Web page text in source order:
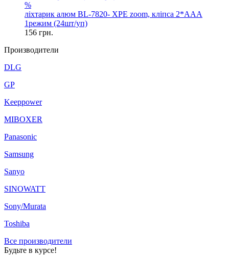
%
ліхтарик алюм BL-7820- XPE zoom, кліпса 2*ААА
1режим (24шт/уп)
156 грн.
Производители
DLG
GP
Keeppower
MIBOXER
Panasonic
Samsung
Sanyo
SINOWATT
Sony/Murata
Toshiba
Все производители
Будьте в курсе!